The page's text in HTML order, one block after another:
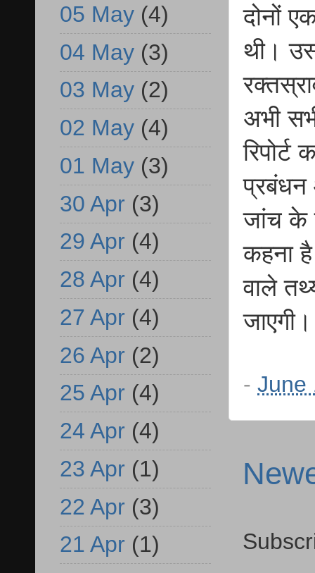
दोनों
थी।
अभी
प्रबंधन
जांच के
कहना
वाले
जाएगी।
- June
05 May (4)
04 May (3)
03 May (2)
02 May (4)
01 May (3)
30 Apr (3)
29 Apr (4)
28 Apr (4)
27 Apr (4)
26 Apr (2)
25 Apr (4)
24 Apr (4)
23 Apr (1)
22 Apr (3)
21 Apr (1)